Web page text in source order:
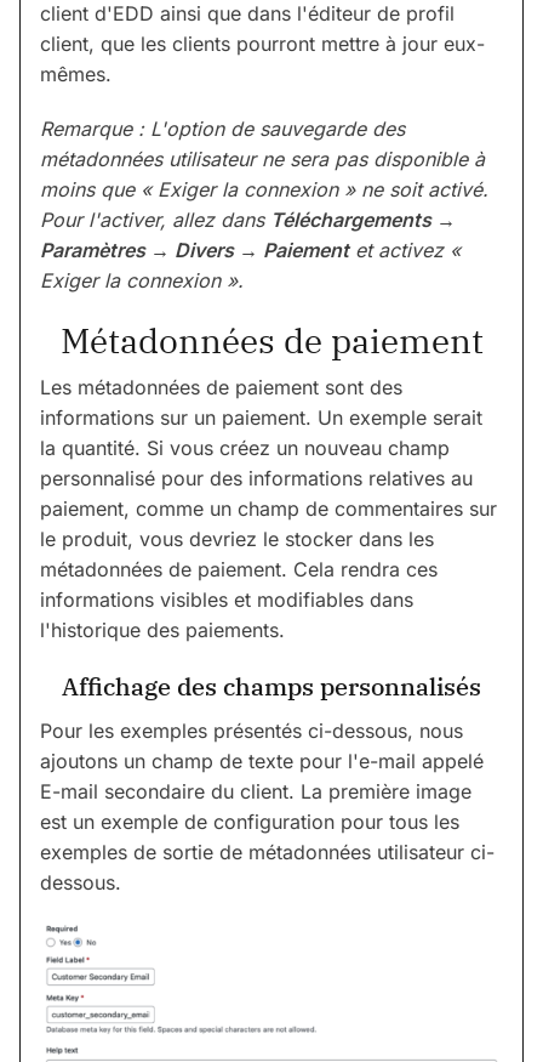
client d'EDD ainsi que dans l'éditeur de profil
client, que les clients pourront mettre à jour eux-
mêmes.
Remarque : L'option de sauvegarde des
métadonnées utilisateur ne sera pas disponible à
moins que « Exiger la connexion » ne soit activé.
Pour l'activer, allez dans Téléchargements →
Paramètres → Divers → Paiementet activez «
Exiger la connexion ».
Métadonnées de paiement
Les métadonnées de paiement sont des
informations sur un paiement. Un exemple serait
la quantité. Si vous créez un nouveau champ
personnalisé pour des informations relatives au
paiement, comme un champ de commentaires sur
le produit, vous devriez le stocker dans les
métadonnées de paiement. Cela rendra ces
informations visibles et modifiables dans
l'historique des paiements.
Affichage des champs personnalisés
Pour les exemples présentés ci-dessous, nous
ajoutons un champ de texte pour l'e-mail appelé
E-mail secondaire du client. La première image
est un exemple de configuration pour tous les
exemples de sortie de métadonnées utilisateur ci-
dessous.